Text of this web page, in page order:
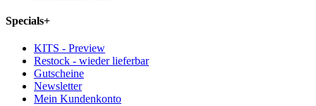
Specials+
KITS - Preview
Restock - wieder lieferbar
Gutscheine
Newsletter
Mein Kundenkonto